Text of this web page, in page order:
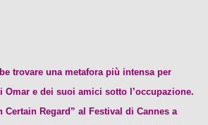
trovare una metafora più intensa per
Omar e dei suoi amici sotto l’occupazione.
Certain Regard” al Festival di Cannes a